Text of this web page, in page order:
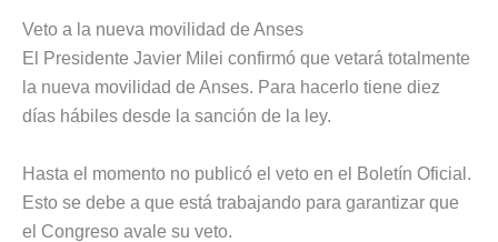
Veto a la nueva movilidad de Anses
El Presidente Javier Milei confirmó que vetará totalmente
la nueva movilidad de Anses. Para hacerlo tiene diez
días hábiles desde la sanción de la ley.
Hasta el momento no publicó el veto en el Boletín Oficial.
Esto se debe a que está trabajando para garantizar que
el Congreso avale su veto.